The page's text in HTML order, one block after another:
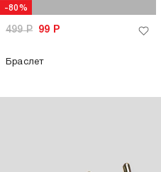
-80%
499Р 99 Р
Браслет